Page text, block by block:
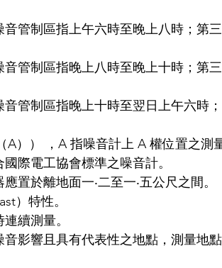
音管制區指上午六時至晚上八時；第
音管制區指晚上八時至晚上十時；第
音管制區指晚上十時至翌日上午六時
）） ，A 指噪音計上 A 權位置之測量
際電工協會標準之噪音計。
置於離地面一‧二至一‧五公尺之間。
）特性。
續測量。
影響且具有代表性之地點，測量地